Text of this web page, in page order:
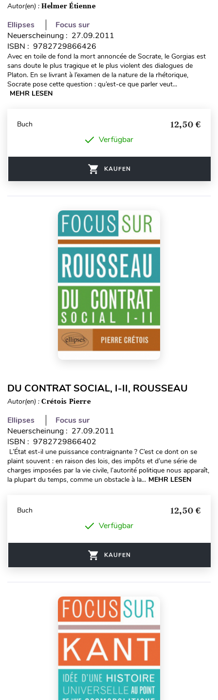
Autor(en) : Helmer Étienne
Ellipses
Focus sur
Neuerscheinung : 27.09.2011
ISBN : 9782729866426
Avec en toile de fond la mort annoncée de Socrate, le Gorgias est
sans doute le plus tragique et le plus violent des dialogues de
Platon. En se livrant à l’examen de la nature de la rhétorique,
Socrate pose cette question : qu’est-ce que parler veut...
MEHR LESEN
Buch 12,50 €
Verfügbar
KAUFEN
DU CONTRAT SOCIAL, I-II, ROUSSEAU
Autor(en) : Crétois Pierre
Ellipses
Focus sur
Neuerscheinung : 27.09.2011
ISBN : 9782729866402
L’État est-il une puissance contraignante ? C’est ce dont on se
plaint souvent : en raison des lois, des impôts et d’une série de
charges imposées par la vie civile, l’autorité politique nous apparaît,
la plupart du temps, comme un obstacle à la... MEHR LESEN
Buch 12,50 €
Verfügbar
KAUFEN